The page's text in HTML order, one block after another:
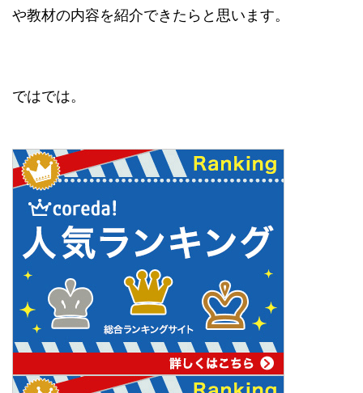
や教材の内容を紹介できたらと思います。
ではでは。